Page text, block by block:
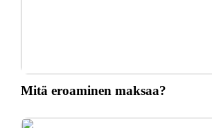
Mitä eroaminen maksaa?